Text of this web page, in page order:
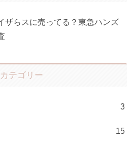
ザらスに売ってる？東急ハンズ
カテゴリー
3
15